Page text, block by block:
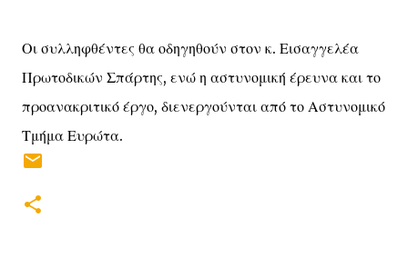
Οι συλληφθέντες θα οδηγηθούν στον κ. Εισαγγελέα
Πρωτοδικών Σπάρτης, ενώ η αστυνομική έρευνα και το
προανακριτικό έργο, διενεργούνται από το Αστυνομικό
Τμήμα Ευρώτα.